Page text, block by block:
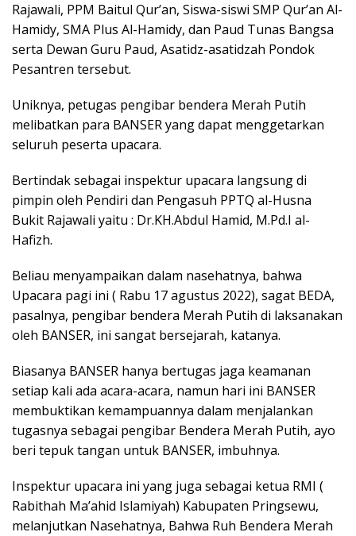
Rajawali, PPM Baitul Qur’an, Siswa-siswi SMP Qur’an Al-
Hamidy, SMA Plus Al-Hamidy, dan Paud Tunas Bangsa
serta Dewan Guru Paud, Asatidz-asatidzah Pondok
Pesantren tersebut.
Uniknya, petugas pengibar bendera Merah Putih
melibatkan para BANSER yang dapat menggetarkan
seluruh peserta upacara.
Bertindak sebagai inspektur upacara langsung di
pimpin oleh Pendiri dan Pengasuh PPTQ al-Husna
Bukit Rajawali yaitu : Dr.KH.Abdul Hamid, M.Pd.I al-
Hafizh.
Beliau menyampaikan dalam nasehatnya, bahwa
Upacara pagi ini ( Rabu 17 agustus 2022), sagat BEDA,
pasalnya, pengibar bendera Merah Putih di laksanakan
oleh BANSER, ini sangat bersejarah, katanya.
Biasanya BANSER hanya bertugas jaga keamanan
setiap kali ada acara-acara, namun hari ini BANSER
membuktikan kemampuannya dalam menjalankan
tugasnya sebagai pengibar Bendera Merah Putih, ayo
beri tepuk tangan untuk BANSER, imbuhnya.
Inspektur upacara ini yang juga sebagai ketua RMI (
Rabithah Ma’ahid Islamiyah) Kabupaten Pringsewu,
melanjutkan Nasehatnya, Bahwa Ruh Bendera Merah